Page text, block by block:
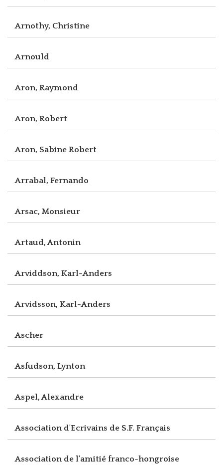
Arnothy, Christine
Arnould
Aron, Raymond
Aron, Robert
Aron, Sabine Robert
Arrabal, Fernando
Arsac, Monsieur
Artaud, Antonin
Arviddson, Karl-Anders
Arvidsson, Karl-Anders
Ascher
Asfudson, Lynton
Aspel, Alexandre
Association d'Ecrivains de S.F. Français
Association de l'amitié franco-hongroise